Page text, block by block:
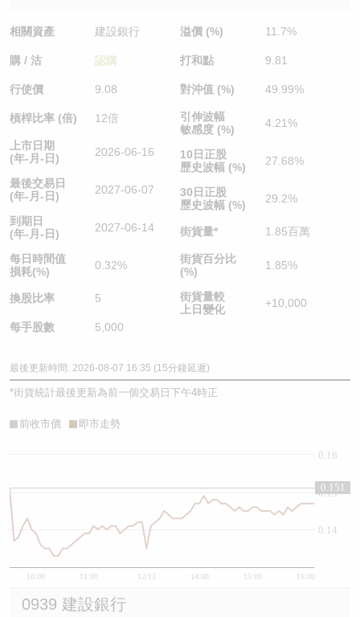
相關資產 建設銀行
購 / 沽 認購
行使價 9.08
槓桿比率 (倍) 12倍
上市日期
(年-月-日)
2026-06-16
最後交易日
(年-月-日)
2027-06-07
到期日
(年-月-日)
2027-06-14
每日時間值
損耗(%)
0.32%
換股比率 5
每手股數 5,000
溢價 (%) 11.7%
打和點 9.81
對沖值 (%) 49.99%
引伸波幅
敏感度 (%)
4.21%
10日正股
歷史波幅 (%)
27.68%
30日正股
歷史波幅 (%)
29.2%
街貨量* 1.85百萬
街貨百分比
(%)
1.85%
街貨量較
上日變化
+10,000
最後更新時間: 2026-08-07 16:35 (15分鐘延遲)
*街貨統計最後更新為前一個交易日下午4時正
前收市價 即市走勢
10:00 11:00 12/13 14:00 15:00 16:00
0.14
0.15
0.16
0.151
0939 建設銀行